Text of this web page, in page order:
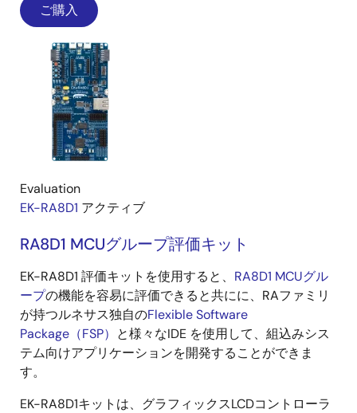
ご購入
Evaluation
EK-RA8D1 アクティブ
RA8D1 MCUグループ評価キット
EK-RA8D1 評価キットを使用すると、 RA8D1 MCUグル
ープの機能を容易に評価できると共にに、RAファミリ
が持つルネサス独自のFlexible Software
Package（FSP） と様々なIDE を使用して、組込みシス
テム向けアプリケーションを開発することができま
す。
EK-RA8D1キットは、グラフィックスLCDコントローラ